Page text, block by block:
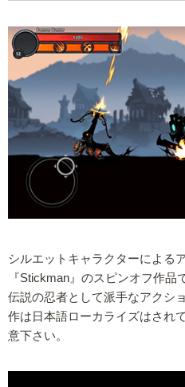
シルエットキャラクターによる
『Stickman』のスピンオフ作品
伝説の忍者として派手なアク
作は日本語ローカライズはされ
意下さい。